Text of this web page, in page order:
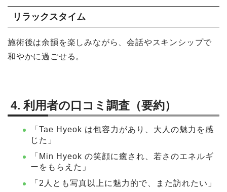
リラックスタイム
施術後は余韻を楽しみながら、会話やスキンシップで
和やかに過ごせる。
4. 利用者の口コミ調査（要約）
「Tae Hyeok は包容力があり、大人の魅力を感
じた」
「Min Hyeok の笑顔に癒され、若さのエネルギ
ーをもらえた」
「2人とも写真以上に魅力的で、また訪れたい」